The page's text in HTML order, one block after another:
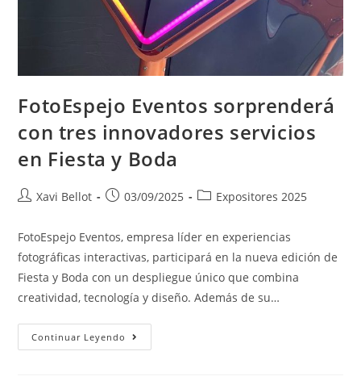
FotoEspejo Eventos sorprenderá
con tres innovadores servicios
en Fiesta y Boda
Xavi Bellot 03/09/2025 Expositores 2025
FotoEspejo Eventos, empresa líder en experiencias
fotográficas interactivas, participará en la nueva edición de
Fiesta y Boda con un despliegue único que combina
creatividad, tecnología y diseño. Además de su…
Continuar Leyendo